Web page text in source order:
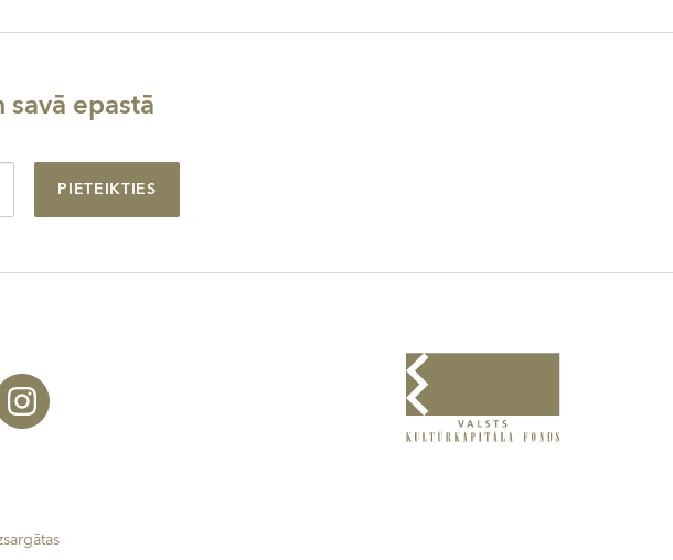
savā epastā
PIETEIKTIES